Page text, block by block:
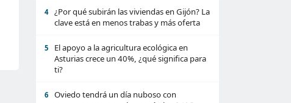
4
¿Por qué subirán las viviendas en Gijón? La
clave está en menos trabas y más oferta
5
El apoyo a la agricultura ecológica en
Asturias crece un 40%, ¿qué significa para
ti?
6
Oviedo tendrá un día nuboso con